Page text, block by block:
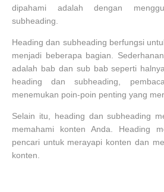
dipahami adalah dengan
subheading.
Heading dan subheading berfungsi
menjadi beberapa bagian.
adalah bab dan sub bab seperti
heading dan subheading,
menemukan poin-poin penting yang
Selain itu, heading dan subheading
memahami konten Anda. Heading
pencari untuk merayapi konten dan
konten.